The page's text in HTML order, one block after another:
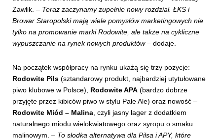
Zawlik. – Teraz zaczynamy zupełnie nowy rozdział. ŁKS i
Browar Staropolski mają wiele pomysłów marketingowych nie
tylko na promowanie marki Rodowite, ale także na cykliczne
wypuszczanie na rynek nowych produktów– dodaje.
Na początek współpracy na rynku ukażą się trzy pozycje:
Rodowite Pils (sztandarowy produkt, najbardziej utytułowane
piwo klubowe w Polsce), Rodowite APA (bardzo dobrze
przyjęte przez kibiców piwo w stylu Pale Ale) oraz nowość –
Rodowite Miód – Malina, czyli jasny lager z dodatkiem
naturalnego miodu wielokwiatowego oraz syropu o smaku
malinowym. – To słodka alternatywa dla Pilsa i APY, które